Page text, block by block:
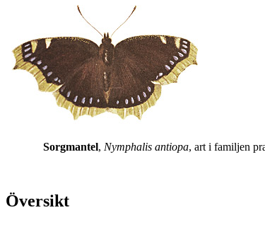
Sorgmantel, Nymphalis antiopa, art i familjen
Översikt